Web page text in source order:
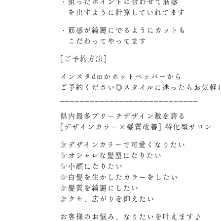
を出すように計算していれてます
・筋感が綺麗にでるようにカットも
こだわってやってます
[ご予約方法]
インスタdmかホットペッパーから
ご予約ください◎スタイルに迷ったらお気軽
県内最多ブリーチデザイン数を誇る
[デザインカラー×髪質改善] 特化型サロン
☞デザインカラーで可愛くなりたい
☞オシャレな髪型になりたい
☞小顔になりたい
☞白髪を生かしたカラーをしたい
☞髪質を綺麗にしたい
☞クセ、広がりを抑えたい
お客様のお悩み、なりたいを叶えます♪